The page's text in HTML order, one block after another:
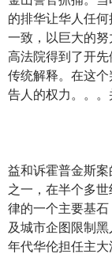
的排华让华人任
一致，以巨大的
高法院得到了开
传统解释。在这
告人的权力。。。
益和诉霍普金斯
之一，在半个多
律的一个主要基
及城市企图限制
年代华伦担任主